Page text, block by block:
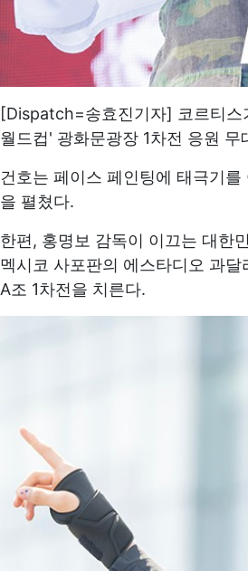
[Dispatch=송효진기자] 코르티스
월드컵' 광화문광장 1차전 응원 무
건호는 페이스 페인팅에 태극기
을 펼쳤다.
한편, 홍명보 감독이 이끄는 대한
멕시코 사포판의 에스타디오 과
A조 1차전을 치른다.